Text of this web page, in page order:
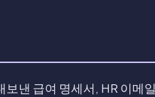
낸 급여 명세서, HR 이메